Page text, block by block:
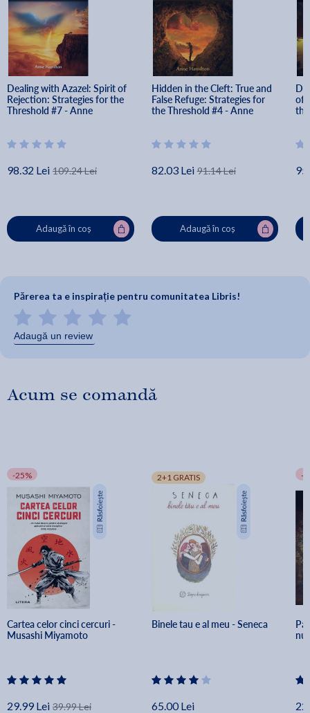
Dealing with Azazel: Spirit of
Rejection: Strategies for the
Threshold #7 - Anne
98.32 Lei 109.24 Lei
Adaugă în coș
Hidden in the Cleft: True and
False Refuge: Strategies for
the Threshold #4 - Anne
82.03 Lei 91.14 Lei
Adaugă în coș
of
Părerea ta e inspirație pentru comunitatea Libris!
Adaugă un review
Acum se comandă
-25%
Cartea celor cinci cercuri -
Musashi Miyamoto
29.99 Lei 39.99 Lei
2+1 GRATIS
Binele tau e al meu - Seneca
65.00 Lei
-